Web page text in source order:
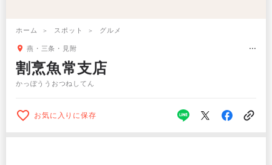
ホーム スポット グルメ
燕・三条・見附
割烹魚常支店
かっぽううおつねしてん
お気に入りに保存